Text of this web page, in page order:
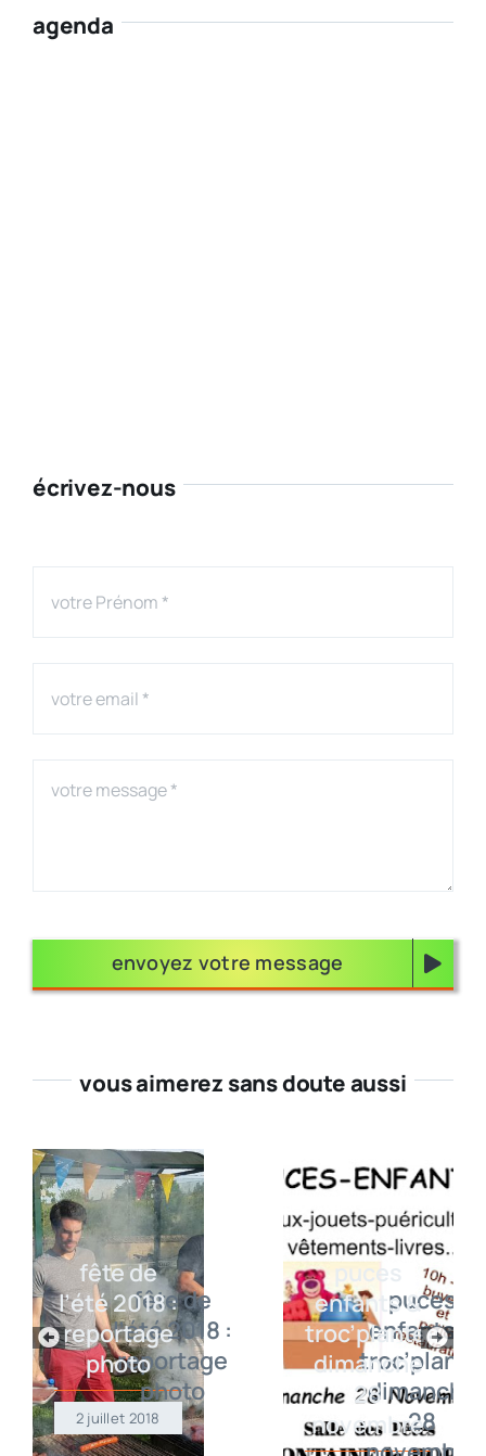
agenda
écrivez-nous
envoyez votre message
vous aimerez sans doute aussi
fête de
l’été 2018 :
reportage
photo
2 juillet 2018
puces
enfants &
troc’plantes
dimanche
28
novembre